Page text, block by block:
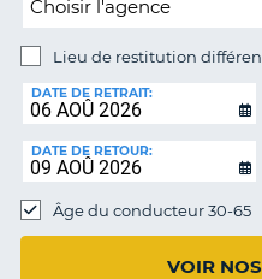
MA
Lieu de restitution
DE
RESTITUTION:
DATE DE RETRAIT:
DATE DE RETOUR:
Âge du conducteur 30-65
VOIR